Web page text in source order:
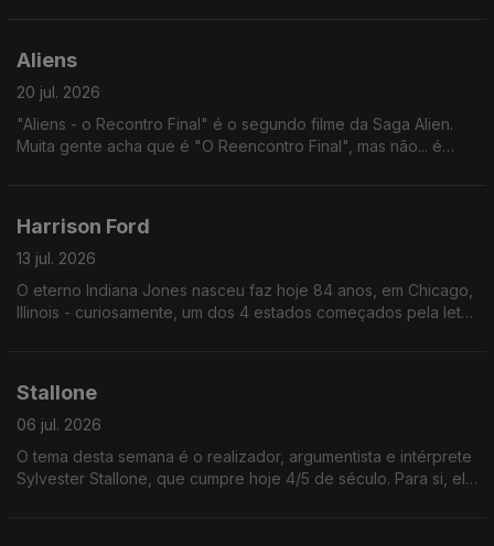
Aliens
20 jul. 2026
"Aliens - o Recontro Final" é o segundo filme da Saga Alien.
Muita gente acha que é "O Reencontro Final", mas não... é
Harrison Ford
13 jul. 2026
O eterno Indiana Jones nasceu faz hoje 84 anos, em Chicago,
Illinois - curiosamente, um dos 4 estados começados pela letra
Stallone
06 jul. 2026
O tema desta semana é o realizador, argumentista e intérprete
Sylvester Stallone, que cumpre hoje 4/5 de século. Para si, ele